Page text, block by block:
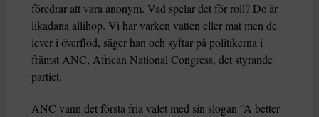
föredrar att vara anonym. Vad spelar det för roll? De är
likadana allihop. Vi har varken vatten eller mat men de
lever i överflöd, säger han och syftar på politikerna i
främst ANC, African National Congress, det styrande
partiet.
ANC vann det första fria valet med sin slogan ”A better